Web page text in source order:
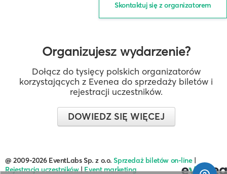
Skontaktuj się z organizatorem
Organizujesz wydarzenie?
Dołącz do tysięcy polskich organizatorów
korzystających z Evenea do sprzedaży biletów i
rejestracji uczestników.
DOWIEDZ SIĘ WIĘCEJ
@ 2009-2026 EventLabs Sp. z o.o.Sprzedaż biletów on-line|
Rejestracja uczestników|Event marketing